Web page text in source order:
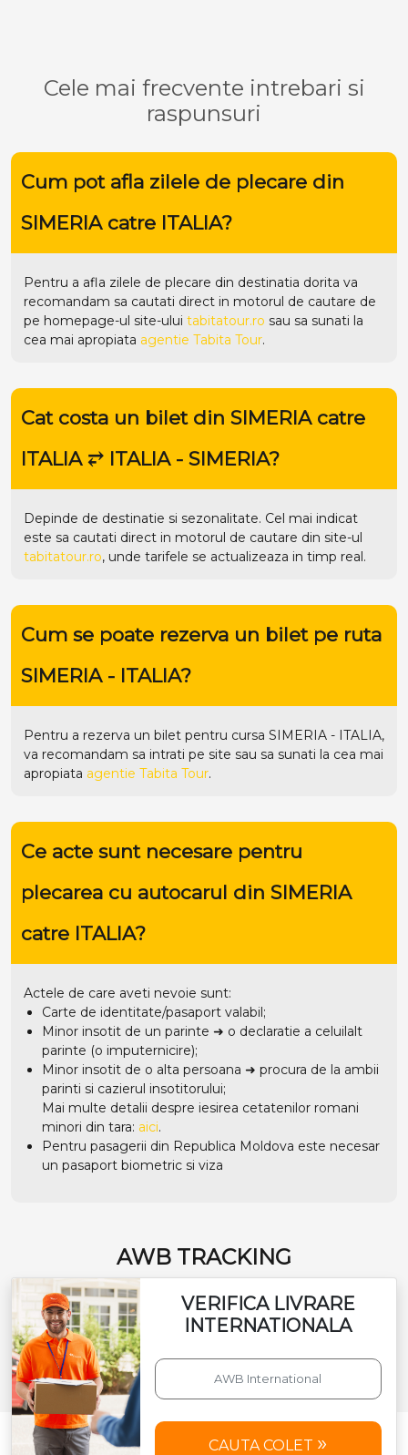
Cele mai frecvente intrebari si
raspunsuri
Cum pot afla zilele de plecare din
SIMERIA catre ITALIA?
Pentru a afla zilele de plecare din destinatia dorita va
recomandam sa cautati direct in motorul de cautare de
pe homepage-ul site-ului tabitatour.ro sau sa sunati la
cea mai apropiata agentie Tabita Tour.
Cat costa un bilet din SIMERIA catre
ITALIA ⥂ ITALIA - SIMERIA?
Depinde de destinatie si sezonalitate. Cel mai indicat
este sa cautati direct in motorul de cautare din site-ul
tabitatour.ro, unde tarifele se actualizeaza in timp real.
Cum se poate rezerva un bilet pe ruta
SIMERIA - ITALIA?
Pentru a rezerva un bilet pentru cursa SIMERIA - ITALIA,
va recomandam sa intrati pe site sau sa sunati la cea mai
apropiata agentie Tabita Tour.
Ce acte sunt necesare pentru
plecarea cu autocarul din SIMERIA
catre ITALIA?
Actele de care aveti nevoie sunt:
Carte de identitate/pasaport valabil;
Minor insotit de un parinte ➜ o declaratie a celuilalt
parinte (o imputernicire);
Minor insotit de o alta persoana ➜ procura de la ambii
parinti si cazierul insotitorului;
Mai multe detalii despre iesirea cetatenilor romani
minori din tara: aici.
Pentru pasagerii din Republica Moldova este necesar
un pasaport biometric si viza
AWB TRACKING
VERIFICA LIVRARE
INTERNATIONALA
CAUTA COLET